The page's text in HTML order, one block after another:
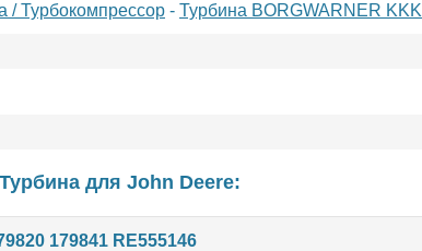
/ Турбокомпрессор - Турбина BORGWARNER KKK
для John Deere:
179841 RE555146